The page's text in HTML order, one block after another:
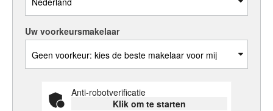
Uw voorkeursmakelaar
Anti-robotverificatie
Klik om te starten